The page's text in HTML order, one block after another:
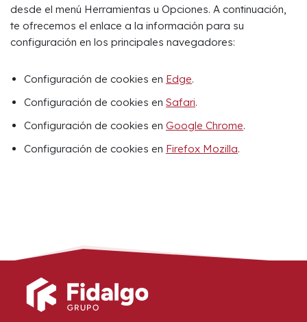
desde el menú Herramientas u Opciones. A continuación,
te ofrecemos el enlace a la información para su
configuración en los principales navegadores:
Configuración de cookies en Edge.
Configuración de cookies en Safari.
Configuración de cookies en Google Chrome.
Configuración de cookies en Firefox Mozilla.